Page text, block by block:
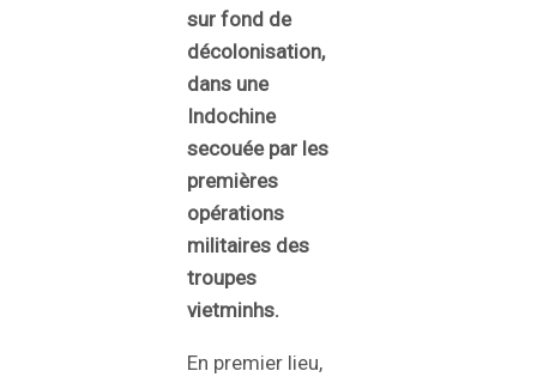
sur fond de
décolonisation,
dans une
Indochine
secouée par les
premières
opérations
militaires des
troupes
vietminhs.
En premier lieu,